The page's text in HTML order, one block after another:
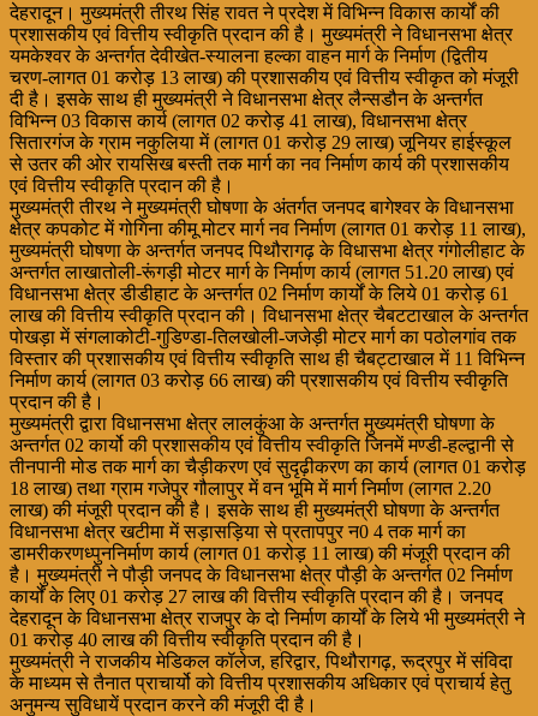
देहरादून। मुख्यमंत्री तीरथ सिंह रावत ने प्रदेश में विभिन्न विकास कार्यों की
प्रशासकीय एवं वित्तीय स्वीकृति प्रदान की है। मुख्यमंत्री ने विधानसभा क्षेत्र
यमकेश्वर के अन्तर्गत देवीखेत-स्यालना हल्का वाहन मार्ग के निर्माण (द्वितीय
चरण-लागत 01 करोड़ 13 लाख) की प्रशासकीय एवं वित्तीय स्वीकृत को मंजूरी
दी है। इसके साथ ही मुख्यमंत्री ने विधानसभा क्षेत्र लैन्सडौन के अन्तर्गत
विभिन्न 03 विकास कार्य (लागत 02 करोड़ 41 लाख), विधानसभा क्षेत्र
सितारगंज के ग्राम नकुलिया में (लागत 01 करोड़ 29 लाख) जूनियर हाईस्कूल
से उतर की ओर रायसिख बस्ती तक मार्ग का नव निर्माण कार्य की प्रशासकीय
एवं वित्तीय स्वीकृति प्रदान की है।
मुख्यमंत्री तीरथ ने मुख्यमंत्री घोषणा के अंतर्गत जनपद बागेश्वर के विधानसभा
क्षेत्र कपकोट में गोगिना कीमू मोटर मार्ग नव निर्माण (लागत 01 करोड़ 11 लाख),
मुख्यमंत्री घोषणा के अन्तर्गत जनपद पिथौरागढ़ के विधासभा क्षेत्र गंगोलीहाट के
अन्तर्गत लाखातोली-रूंगड़ी मोटर मार्ग के निर्माण कार्य (लागत 51.20 लाख) एवं
विधानसभा क्षेत्र डीडीहाट के अन्तर्गत 02 निर्माण कार्यों के लिये 01 करोड़ 61
लाख की वित्तीय स्वीकृति प्रदान की। विधानसभा क्षेत्र चैबटटाखाल के अन्तर्गत
पोखड़ा में संगलाकोटी-गुडिण्डा-तिलखोली-जजेड़ी मोटर मार्ग का पठोलगांव तक
विस्तार की प्रशासकीय एवं वित्तीय स्वीकृति साथ ही चैबट्टाखाल में 11 विभिन्न
निर्माण कार्य (लागत 03 करोड़ 66 लाख) की प्रशासकीय एवं वित्तीय स्वीकृति
प्रदान की है।
मुख्यमंत्री द्वारा विधानसभा क्षेत्र लालकुंआ के अन्तर्गत मुख्यमंत्री घोषणा के
अन्तर्गत 02 कार्यो की प्रशासकीय एवं वित्तीय स्वीकृति जिनमें मण्डी-हल्द्वानी से
तीनपानी मोड तक मार्ग का चैड़ीकरण एवं सुदृढ़ीकरण का कार्य (लागत 01 करोड़
18 लाख) तथा ग्राम गजेपुर गौलापुर में वन भूमि में मार्ग निर्माण (लागत 2.20
लाख) की मंजूरी प्रदान की है। इसके साथ ही मुख्यमंत्री घोषणा के अन्तर्गत
विधानसभा क्षेत्र खटीमा में सड़ासड़िया से प्रतापपुर न0 4 तक मार्ग का
डामरीकरणध्पुननिर्माण कार्य (लागत 01 करोड़ 11 लाख) की मंजूरी प्रदान की
है। मुख्यमंत्री ने पौड़ी जनपद के विधानसभा क्षेत्र पौड़ी के अन्तर्गत 02 निर्माण
कार्यों के लिए 01 करोड़ 27 लाख की वित्तीय स्वीकृति प्रदान की है। जनपद
देहरादून के विधानसभा क्षेत्र राजपुर के दो निर्माण कार्यों के लिये भी मुख्यमंत्री ने
01 करोड़ 40 लाख की वित्तीय स्वीकृति प्रदान की है।
मुख्यमंत्री ने राजकीय मेडिकल कॉलेज, हरिद्वार, पिथौरागढ़, रूद्रपुर में संविदा
के माध्यम से तैनात प्राचार्यो को वित्तीय प्रशासकीय अधिकार एवं प्राचार्य हेतु
अनुमन्य सुविधायें प्रदान करने की मंजूरी दी है।